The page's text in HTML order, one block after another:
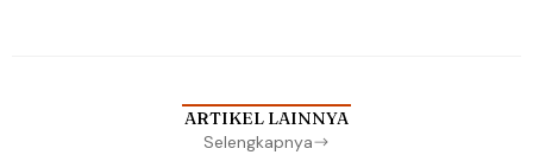
ARTIKEL LAINNYA
Selengkapnya